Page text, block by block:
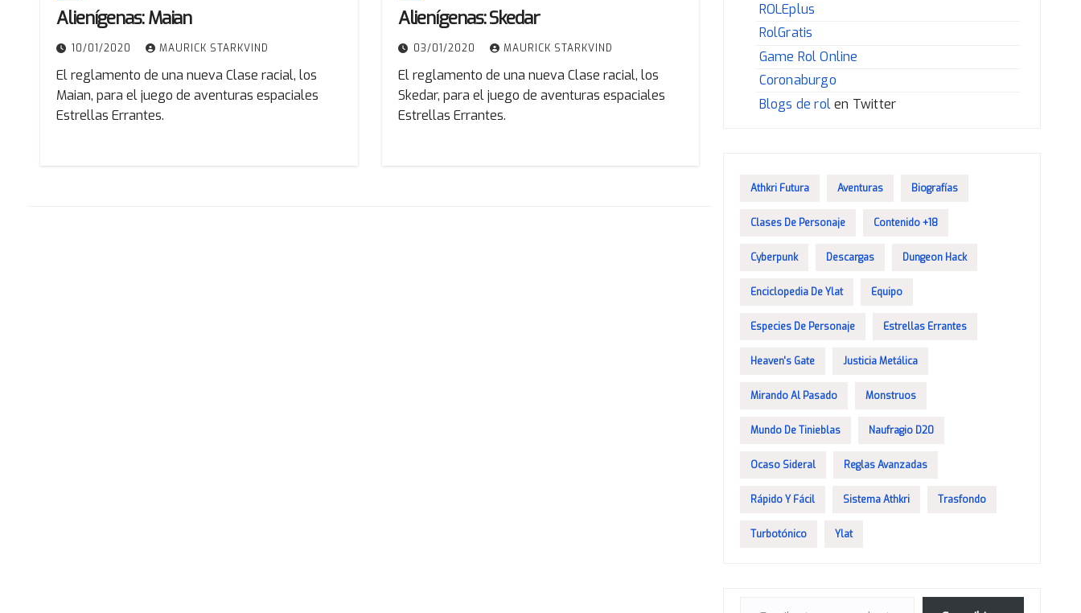
Alienígenas: Maian
10/01/2020 MAURICK STARKVIND
El reglamento de una nueva Clase racial, los
Maian, para el juego de aventuras espaciales
Estrellas Errantes.
Alienígenas: Skedar
03/01/2020 MAURICK STARKVIND
El reglamento de una nueva Clase racial, los
Skedar, para el juego de aventuras espaciales
Estrellas Errantes.
ROLEplus
RolGratis
Game Rol Online
Coronaburgo
Blogs de rolen Twitter
Athkri Futura Aventuras Biografías
Clases De Personaje Contenido +18
Cyberpunk Descargas Dungeon Hack
Enciclopedia De Ylat Equipo
Especies De Personaje Estrellas Errantes
Heaven's Gate Justicia Metálica
Mirando Al Pasado Monstruos
Mundo De Tinieblas Naufragio D20
Ocaso Sideral Reglas Avanzadas
Rápido Y Fácil Sistema Athkri Trasfondo
Turbotónico Ylat